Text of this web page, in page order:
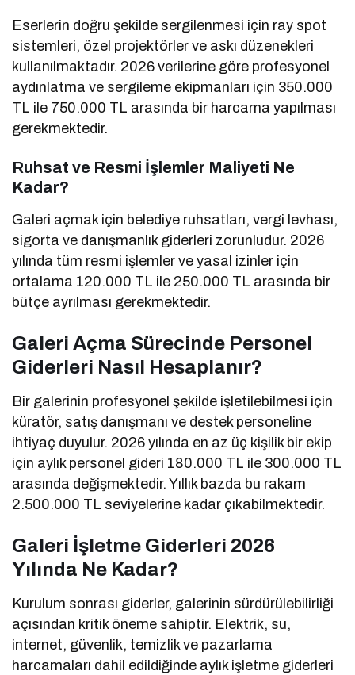
Eserlerin doğru şekilde sergilenmesi için ray spot
sistemleri, özel projektörler ve askı düzenekleri
kullanılmaktadır. 2026 verilerine göre profesyonel
aydınlatma ve sergileme ekipmanları için 350.000
TL ile 750.000 TL arasında bir harcama yapılması
gerekmektedir.
Ruhsat ve Resmi İşlemler Maliyeti Ne
Kadar?
Galeri açmak için belediye ruhsatları, vergi levhası,
sigorta ve danışmanlık giderleri zorunludur. 2026
yılında tüm resmi işlemler ve yasal izinler için
ortalama 120.000 TL ile 250.000 TL arasında bir
bütçe ayrılması gerekmektedir.
Galeri Açma Sürecinde Personel
Giderleri Nasıl Hesaplanır?
Bir galerinin profesyonel şekilde işletilebilmesi için
küratör, satış danışmanı ve destek personeline
ihtiyaç duyulur. 2026 yılında en az üç kişilik bir ekip
için aylık personel gideri 180.000 TL ile 300.000 TL
arasında değişmektedir. Yıllık bazda bu rakam
2.500.000 TL seviyelerine kadar çıkabilmektedir.
Galeri İşletme Giderleri 2026
Yılında Ne Kadar?
Kurulum sonrası giderler, galerinin sürdürülebilirliği
açısından kritik öneme sahiptir. Elektrik, su,
internet, güvenlik, temizlik ve pazarlama
harcamaları dahil edildiğinde aylık işletme giderleri